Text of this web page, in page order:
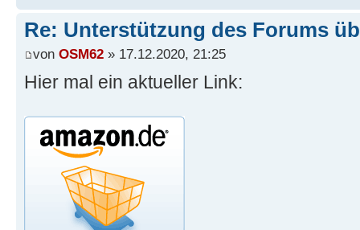
Re: Unterstützung des Forums
von OSM62 » 17.12.2020, 21:25
Hier mal ein aktueller Link: